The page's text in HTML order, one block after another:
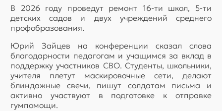
В 2026 году проведут ремонт 16-ти школ, 5-ти
детских садов и двух учреждений среднего
профобразования.
Юрий Зайцев на конференции сказал слова
благодарности педагогам и учащимся за вклад в
поддержку участников СВО. Студенты, школьники,
учителя плетут маскировочные сети, делают
блиндажные свечи, пишут солдатам письма и
активно участвуют в подготовке к отправке
гумпомощи.